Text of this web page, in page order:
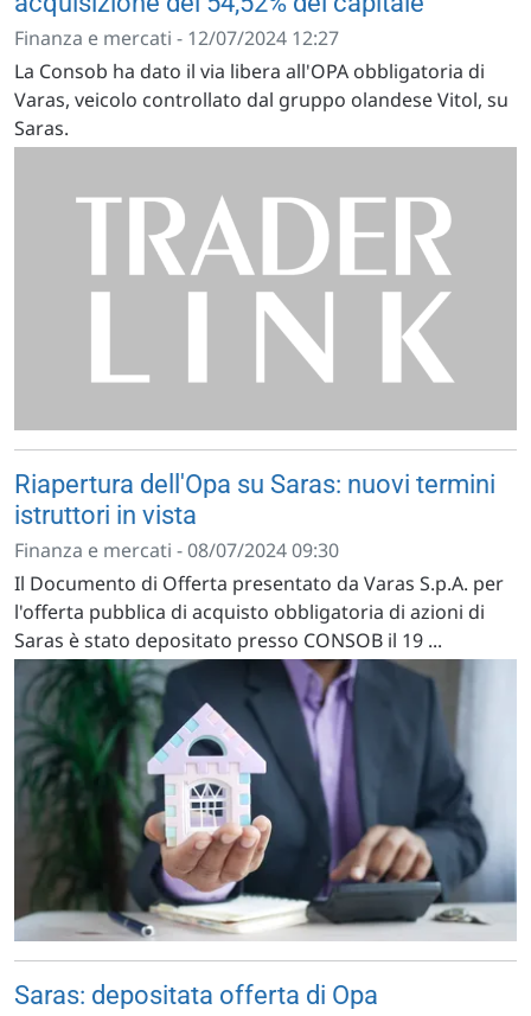
Finanza e mercati - 12/07/2024 12:27
La Consob ha dato il via libera all'OPA obbligatoria di
Varas, veicolo controllato dal gruppo olandese Vitol, su
Saras.
Riapertura dell'Opa su Saras: nuovi termini
istruttori in vista
Finanza e mercati - 08/07/2024 09:30
Il Documento di Offerta presentato da Varas S.p.A. per
l'offerta pubblica di acquisto obbligatoria di azioni di
Saras è stato depositato presso CONSOB il 19 ...
Saras: depositata offerta di Opa